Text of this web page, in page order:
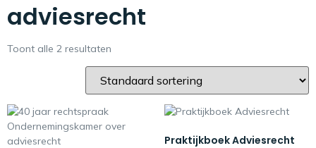
adviesrecht
Toont alle 2 resultaten
Praktijkboek Adviesrecht